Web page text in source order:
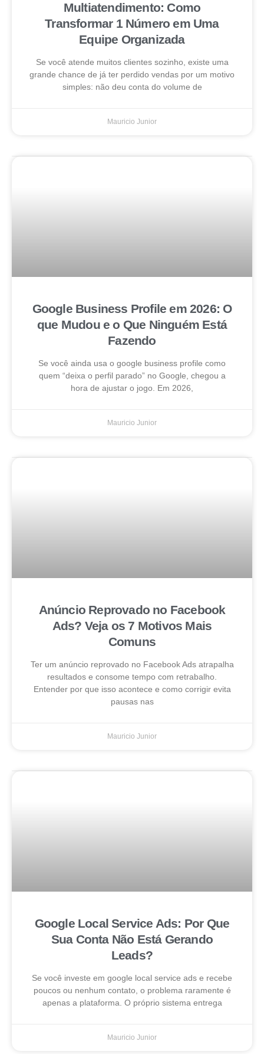
Multiatendimento: Como
Transformar 1 Número em Uma
Equipe Organizada
Se você atende muitos clientes sozinho, existe uma
grande chance de já ter perdido vendas por um motivo
simples: não deu conta do volume de
Mauricio Junior
Google Business Profile em 2026: O
que Mudou e o Que Ninguém Está
Fazendo
Se você ainda usa o google business profile como
quem “deixa o perfil parado” no Google, chegou a
hora de ajustar o jogo. Em 2026,
Mauricio Junior
Anúncio Reprovado no Facebook
Ads? Veja os 7 Motivos Mais
Comuns
Ter um anúncio reprovado no Facebook Ads atrapalha
resultados e consome tempo com retrabalho.
Entender por que isso acontece e como corrigir evita
pausas nas
Mauricio Junior
Google Local Service Ads: Por Que
Sua Conta Não Está Gerando
Leads?
Se você investe em google local service ads e recebe
poucos ou nenhum contato, o problema raramente é
apenas a plataforma. O próprio sistema entrega
Mauricio Junior